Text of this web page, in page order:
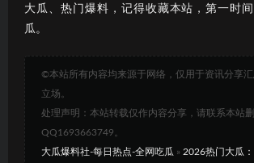
大瓜、热门爆料，记得收藏本站，第一时
瓜。
©本站所有内容均来源于网络，仅用于资讯分享
立场。
处理声明：本站转载仅作内容分享，请联系本站
QQ1693663749。
大瓜爆料社-每日热点-全网吃瓜 » 2026热门大瓜